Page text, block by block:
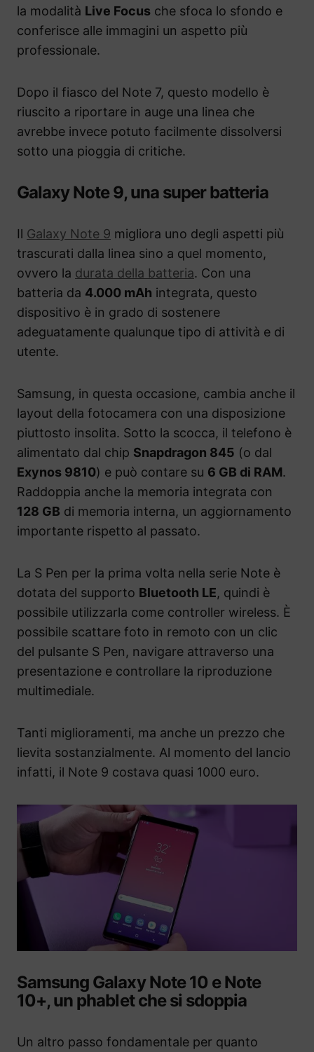
la modalità Live Focus che sfoca lo sfondo e
conferisce alle immagini un aspetto più
professionale.
Dopo il fiasco del Note 7, questo modello è
riuscito a riportare in auge una linea che
avrebbe invece potuto facilmente dissolversi
sotto una pioggia di critiche.
Galaxy Note 9, una super batteria
Il Galaxy Note 9 migliora uno degli aspetti più
trascurati dalla linea sino a quel momento,
ovvero la durata della batteria. Con una
batteria da 4.000 mAh integrata, questo
dispositivo è in grado di sostenere
adeguatamente qualunque tipo di attività e di
utente.
Samsung, in questa occasione, cambia anche il
layout della fotocamera con una disposizione
piuttosto insolita. Sotto la scocca, il telefono è
alimentato dal chip Snapdragon 845 (o dal
Exynos 9810) e può contare su 6 GB di RAM.
Raddoppia anche la memoria integrata con
128 GB di memoria interna, un aggiornamento
importante rispetto al passato.
La S Pen per la prima volta nella serie Note è
dotata del supporto Bluetooth LE, quindi è
possibile utilizzarla come controller wireless. È
possibile scattare foto in remoto con un clic
del pulsante S Pen, navigare attraverso una
presentazione e controllare la riproduzione
multimediale.
Tanti miglioramenti, ma anche un prezzo che
lievita sostanzialmente. Al momento del lancio
infatti, il Note 9 costava quasi 1000 euro.
Samsung Galaxy Note 10 e Note
10+, un phablet che si sdoppia
Un altro passo fondamentale per quanto